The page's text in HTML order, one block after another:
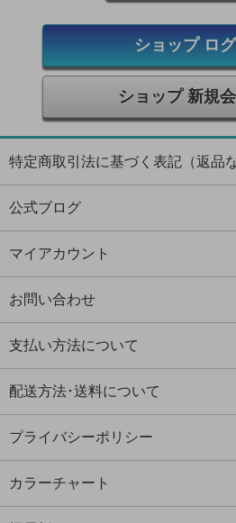
ショップ ロ
ショップ 新規
特定商取引法に基づく表記（返品な
公式ブログ
マイアカウント
お問い合わせ
支払い方法について
配送方法･送料について
プライバシーポリシー
カラーチャート